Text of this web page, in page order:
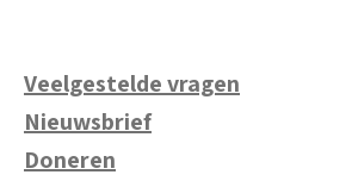
Veelgestelde vragen
Nieuwsbrief
Doneren